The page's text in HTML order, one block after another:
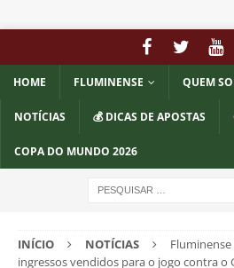
HOME FLUMINENSE QUEM
NOTÍCIAS 💰 DICAS DE APOSTAS
COPA DO MUNDO 2026
INÍCIO NOTÍCIAS
ingressos vendidos para o jogo contra o